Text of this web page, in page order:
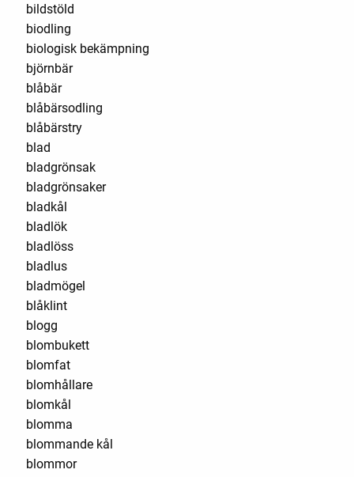
bildstöld
biodling
biologisk bekämpning
björnbär
blåbär
blåbärsodling
blåbärstry
blad
bladgrönsak
bladgrönsaker
bladkål
bladlök
bladlöss
bladlus
bladmögel
blåklint
blogg
blombukett
blomfat
blomhållare
blomkål
blomma
blommande kål
blommor